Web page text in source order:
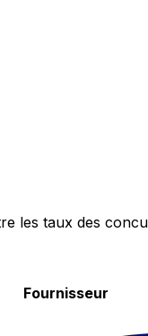
les taux des
Fournisseur